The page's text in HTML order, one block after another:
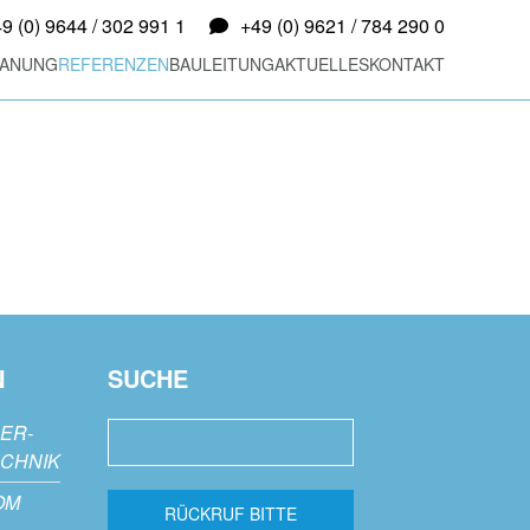
(0) 9644 / 302 991 1 +49 (0) 9621 / 784 290 0
REFERENZENBAULEITUNGAKTUELLESKONTAKT
SUCHE
RÜCKRUF BITTE